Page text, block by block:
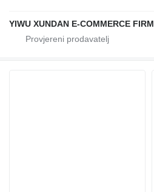
YIWU XUNDAN E-COMMERCE FIRM